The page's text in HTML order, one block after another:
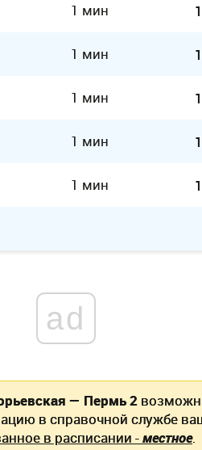
1 мин
1 мин
1 мин
1 мин
1 мин
ad
— Пермь 2
в справочной службе
в расписании -местное.